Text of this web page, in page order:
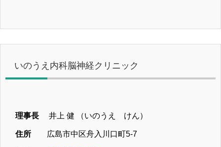
いのうえ内科脳神経クリニック
理事長 井上 健 （いのうえ けん）
住所 広島市中区舟入川口町5-7